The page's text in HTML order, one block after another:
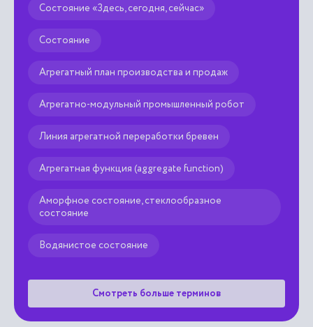
Состояние «Здесь, сегодня, сейчас»
Состояние
Агрегатный план производства и продаж
Агрегатно-модульный промышленный робот
Линия агрегатной переработки бревен
Агрегатная функция (aggregate function)
Аморфное состояние, стеклообразное
состояние
Водянистое состояние
Смотреть больше терминов